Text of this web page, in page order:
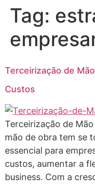
Tag:
Terceirização de
Custos
Terceirização de
mão de obra tem se
essencial para
custos, aumentar a
business. Com a